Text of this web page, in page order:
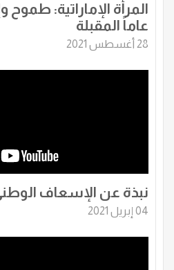
المرأة الإماراتية:
عاماً المقبلة
28 أغسطس 2021
نبذة عن الإسعاف
04 إبريل 2021